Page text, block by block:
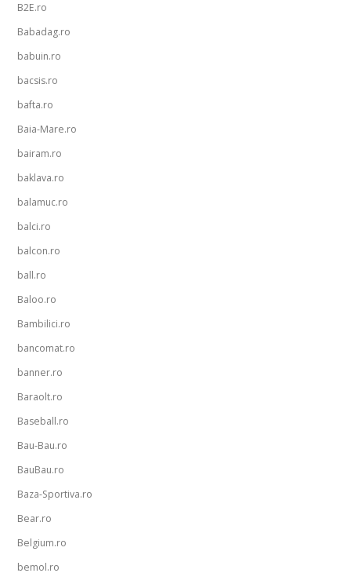
B2E.ro
Babadag.ro
babuin.ro
bacsis.ro
bafta.ro
Baia-Mare.ro
bairam.ro
baklava.ro
balamuc.ro
balci.ro
balcon.ro
ball.ro
Baloo.ro
Bambilici.ro
bancomat.ro
banner.ro
Baraolt.ro
Baseball.ro
Bau-Bau.ro
BauBau.ro
Baza-Sportiva.ro
Bear.ro
Belgium.ro
bemol.ro